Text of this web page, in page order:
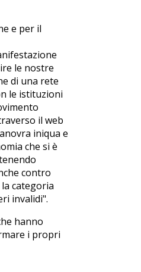
e per il
le nostre
di una rete
le istituzioni
il web
iniqua e
che si è
contro
categoria
invalidi".
hanno
i propri